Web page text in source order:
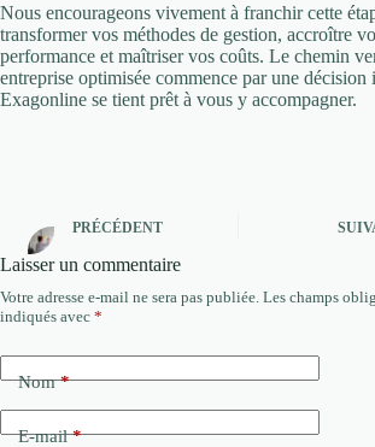
Nous encourageons vivement à franchir cette
transformer vos méthodes de gestion, accroître
performance et maîtriser vos coûts. Le chemin
entreprise optimisée commence par une décision
Exagonline se tient prêt à vous y accompagner.
PRÉCÉDENT
Laisser un commentaire
Votre adresse e-mail ne sera pas publiée. Les champs
indiqués avec *
Nom*
E-mail*